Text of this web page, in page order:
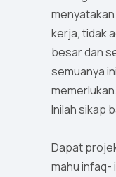
kerja, tidak
besar dan
semuanya
memerlukan.
Inilah sikap
Dapat
mahu infaq-